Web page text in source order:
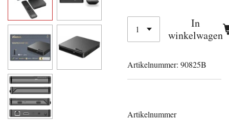
In
winkelwagen
Artikelnummer: 90825B
Artikelnummer